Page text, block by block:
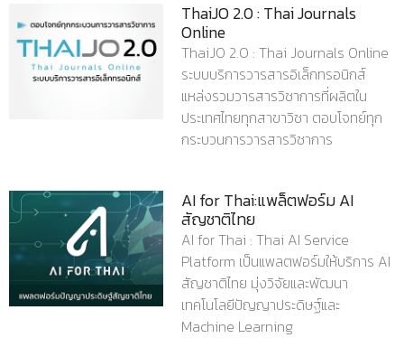
ThaiJO 2.0 : Thai Journals
Online
ThaiJO 2.0 : Thai Journals Online
ระบบบริการวารสารอิเล็กทรอนิกส์
แหล่งรวมวารสารวิชาการที่ผลิตใน
ประเทศไทยทุกสาขาวิชา ตอบโจทย์ทุก
กระบวนการวารสารวิชาการ
AI for Thai:แพล็ตฟอร์ม AI
สัญชาติไทย
AI for Thai : Thai AI Service
Platform เป็นแพลตฟอร์มให้บริการ AI
สัญชาติไทย มุ่งวิจัยและพัฒนา
เทคโนโลยีปัญญาประดิษฐ์และ
Machine Learning